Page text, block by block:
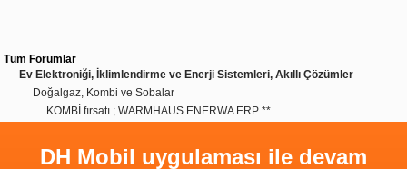
Tüm Forumlar
Ev Elektroniği, İklimlendirme ve Enerji Sistemleri, Akıllı Çözümler
Doğalgaz, Kombi ve Sobalar
KOMBİ fırsatı ; WARMHAUS ENERWA ERP **
DH Mobil uygulaması ile devam